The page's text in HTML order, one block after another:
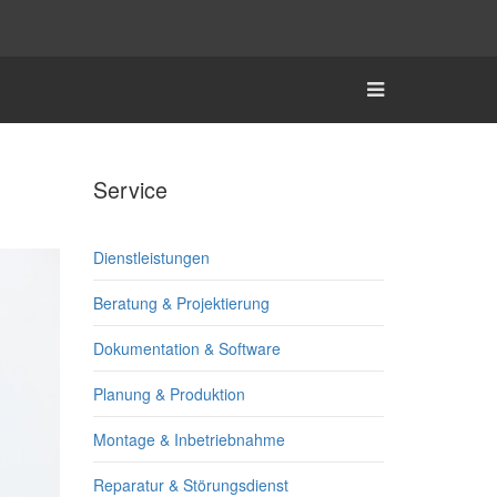
Service
Dienstleistungen
Beratung & Projektierung
Dokumentation & Software
Planung & Produktion
Montage & Inbetriebnahme
Reparatur & Störungsdienst